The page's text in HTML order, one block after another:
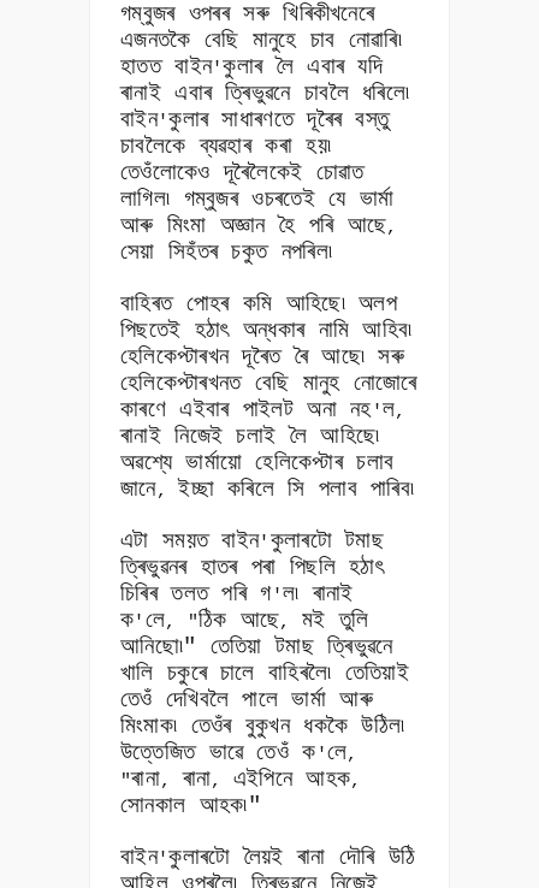
গম্বুজৰ ওপৰৰ সৰু খিৰিকীখনেৰে
এজনতকৈ বেছি মানুহে চাব নোৱাৰি৷
হাতত বাইন'কুলাৰ লৈ এবাৰ যদি
ৰানাই এবাৰ ত্ৰিভুৱনে চাবলৈ ধৰিলে৷
বাইন'কুলাৰ সাধাৰণতে দূৰৈৰ বস্তু
চাবলৈকে ব্যৱহাৰ কৰা হয়৷
তেওঁলোকেও দূৰৈলৈকেই চোৱাত
লাগিল৷ গম্বুজৰ ওচৰতেই যে ভাৰ্মা
আৰু মিংমা অজ্ঞান হৈ পৰি আছে,
সেয়া সিহঁতৰ চকুত নপৰিল৷
বাহিৰত পোহৰ কমি আহিছে৷ অলপ
পিছতেই হঠাৎ অন্ধকাৰ নামি আহিব৷
হেলিকেপ্টাৰখন দূৰৈত ৰৈ আছে৷ সৰু
হেলিকেপ্টাৰখনত বেছি মানুহ নোজোৰে
কাৰণে এইবাৰ পাইলট অনা নহ'ল,
ৰানাই নিজেই চলাই লৈ আহিছে৷
অৱশ্যে ভাৰ্মায়ো হেলিকেপ্টাৰ চলাব
জানে,ইচ্ছা কৰিলে সি পলাব পাৰিব৷
এটা সময়ত বাইন' কুলাৰটো টমাছ
ত্ৰিভুৱনৰ হাতৰ পৰা পিছলি হঠাৎ
চিৰিৰ তলত পৰি গ 'ল৷ ৰানাই
ক' লে, "ঠিক আছে, মই তুলি
আনিছো৷" তেতিয়া টমাছ ত্ৰিভুৱনে
খালি চকুৰে চালে বাহিৰলৈ৷ তেতিয়াই
তেওঁ দেখিবলৈ পালে ভাৰ্মা আৰু
মিংমাক৷ তেওঁৰ বুকুখন ধককৈ উঠিল৷
উত্তেজিত ভাৱে তেওঁ ক 'লে,
"ৰানা,ৰানা, এইপিনে আহক,
সোনকাল আহক৷"
বাইন'কুলাৰটো লৈয়ই ৰানা দৌৰি উঠি